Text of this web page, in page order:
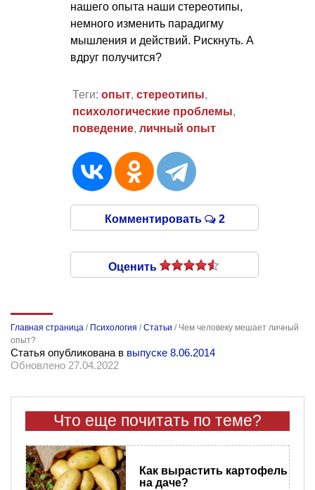
нашего опыта наши стереотипы,
немного изменить парадигму
мышления и действий. Рискнуть. А
вдруг получится?
Теги: опыт, стереотипы,
психологические проблемы,
поведение, личный опыт
Комментировать 2
Оценить
Главная страница / Психология /Статьи / Чем человеку мешает личный
опыт?
Статья опубликована в выпуске 8.06.2014
Обновлено 27.04.2022
Что еще почитать по теме?
Как вырастить картофель
на даче?